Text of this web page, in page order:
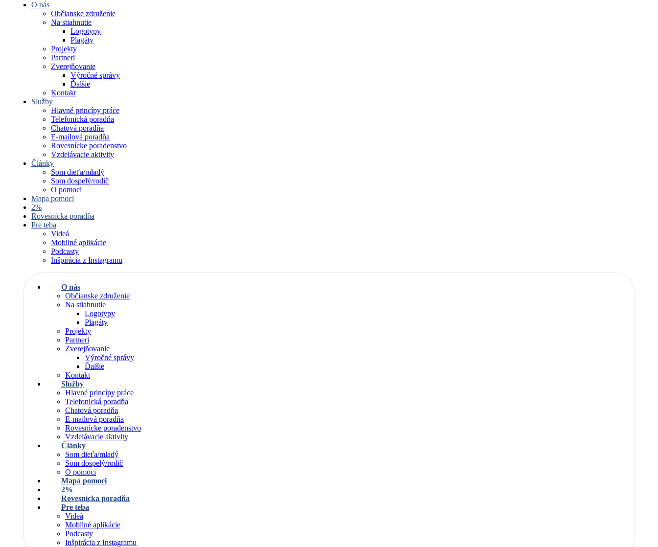
O nás
Občianske združenie
Na stiahnutie
Logotypy
Plagáty
Projekty
Partneri
Zverejňovanie
Výročné správy
Ďalšie
Kontakt
Služby
Hlavné princípy práce
Telefonická poradňa
Chatová poradňa
E-mailová poradňa
Rovesnícke poradenstvo
Vzdelávacie aktivity
Články
Som dieťa/mladý
Som dospelý/rodič
O pomoci
Mapa pomoci
2%
Rovesnícka poradňa
Pre teba
Videá
Mobilné aplikácie
Podcasty
Inšpirácia z Instagramu
O nás
Občianske združenie
Na stiahnutie
Logotypy
Plagáty
Projekty
Partneri
Zverejňovanie
Výročné správy
Ďalšie
Kontakt
Služby
Hlavné princípy práce
Telefonická poradňa
Chatová poradňa
E-mailová poradňa
Rovesnícke poradenstvo
Vzdelávacie aktivity
Články
Som dieťa/mladý
Som dospelý/rodič
O pomoci
Mapa pomoci
2%
Rovesnícka poradňa
Pre teba
Videá
Mobilné aplikácie
Podcasty
Inšpirácia z Instagramu